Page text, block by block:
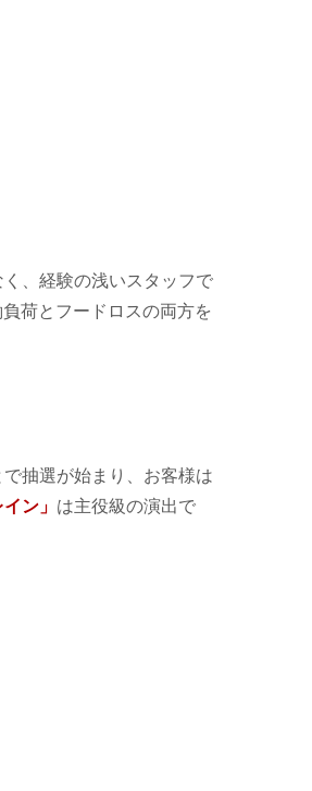
、経験の浅いスタッフで
荷とフードロスの両方を
抽選が始まり、お客様は
ン」 は主役級の演出で